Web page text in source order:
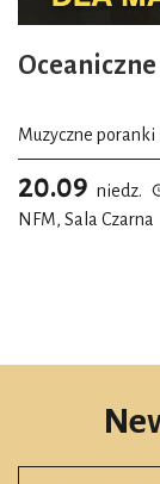
Muzyczne
20.09 niedz.
NFM, Sala Czarna